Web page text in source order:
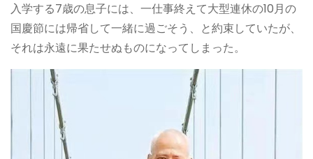
入学する7歳の息子には、一仕事終えて大型連休の10月の
国慶節には帰省して一緒に過ごそう、と約束していたが、
それは永遠に果たせぬものになってしまった。